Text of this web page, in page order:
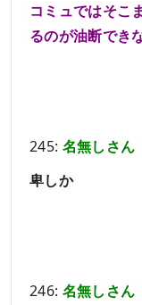
コミュではそこ
るのが油断でき
245: 名無しさん
卑しか
246: 名無しさん